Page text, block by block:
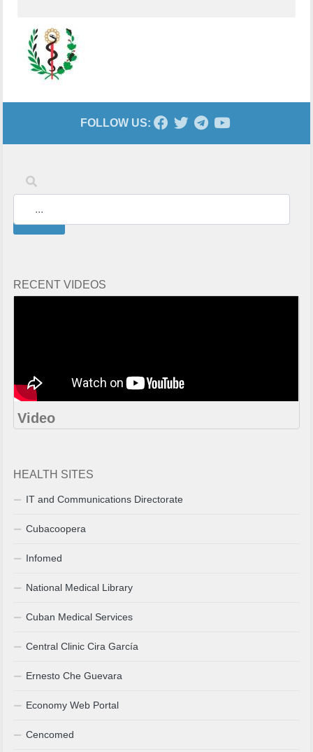
FOLLOW US:
Keywords
RECENT VIDEOS
Video
HEALTH SITES
IT and Communications Directorate
Cubacoopera
Infomed
National Medical Library
Cuban Medical Services
Central Clinic Cira García
Ernesto Che Guevara
Economy Web Portal
Cencomed